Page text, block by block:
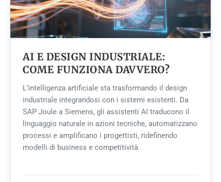
AI E DESIGN INDUSTRIALE:
COME FUNZIONA DAVVERO?
L’intelligenza artificiale sta trasformando il design
industriale integrandosi con i sistemi esistenti. Da
SAP Joule a Siemens, gli assistenti AI traducono il
linguaggio naturale in azioni tecniche, automatizzano
processi e amplificano i progettisti, ridefinendo
modelli di business e competitività.